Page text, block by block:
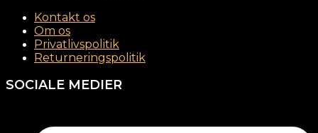
Kontakt os
Om os
Privatlivspolitik
Returneringspolitik
SOCIALE MEDIER